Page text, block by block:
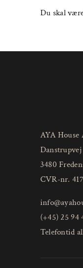
Du skal
AYA House
3480
CVR-nr.
(+45) 25 94
Telefontid